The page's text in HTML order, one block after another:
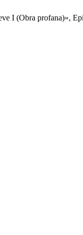
(Obra profana)»,